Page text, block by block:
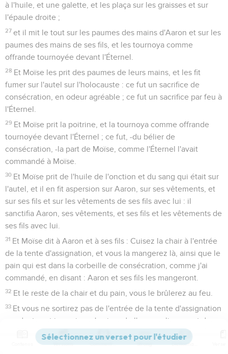
à l'huile, et une galette, et les plaça sur les graisses et sur
l'épaule droite ;
27 et il mit le tout sur les paumes des mains d'Aaron et sur les
paumes des mains de ses fils, et les tournoya comme
offrande tournoyée devant l'Éternel.
28 Et Moïse les prit des paumes de leurs mains, et les fit
fumer sur l'autel sur l'holocauste : ce fut un sacrifice de
consécration, en odeur agréable ; ce fut un sacrifice par feu à
l'Éternel.
29 Et Moïse prit la poitrine, et la tournoya comme offrande
tournoyée devant l'Éternel ; ce fut, -du bélier de
consécration, -la part de Moïse, comme l'Éternel l'avait
commandé à Moïse.
30 Et Moïse prit de l'huile de l'onction et du sang qui était sur
l'autel, et il en fit aspersion sur Aaron, sur ses vêtements, et
sur ses fils et sur les vêtements de ses fils avec lui : il
sanctifia Aaron, ses vêtements, et ses fils et les vêtements de
ses fils avec lui.
31 Et Moïse dit à Aaron et à ses fils : Cuisez la chair à l'entrée
de la tente d'assignation, et vous la mangerez là, ainsi que le
pain qui est dans la corbeille de consécration, comme j'ai
commandé, en disant : Aaron et ses fils les mangeront.
32 Et le reste de la chair et du pain, vous le brûlerez au feu.
33 Et vous ne sortirez pas de l'entrée de la tente d'assignation
pendant sept jours, jusqu'au jour de l'accomplissement des
jours de votre consécration ; car on mettra sept jours à vous
consacrer.
Versions Commentaires Strong